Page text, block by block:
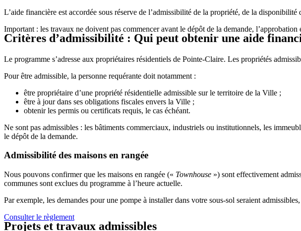
L’aide financière est accordée sous réserve de l’admissibilité de la propriété, de la
Important : les travaux ne doivent pas commencer avant le dépôt de la demande,
Critères d’admissibilité : Qui peut obtenir une aide
Le programme s’adresse aux propriétaires résidentiels de Pointe-Claire. Les propriétés
Pour être admissible, la personne requérante doit notamment :
être propriétaire d’une propriété résidentielle admissible sur le territoire de la Ville ;
être à jour dans ses obligations fiscales envers la Ville ;
obtenir les permis ou certificats requis, le cas échéant.
Ne sont pas admissibles : les bâtiments commerciaux, industriels ou institutionnels, les
le dépôt de la demande.
Admissibilité des maisons en rangée
Nous pouvons confirmer que les maisons en rangée (« Townhouse ») sont effectivement
communes sont exclues du programme à l’heure actuelle.
Par exemple, les demandes pour une pompe à installer dans votre sous-sol seraient
Consulter le règlement
Projets et travaux admissibles